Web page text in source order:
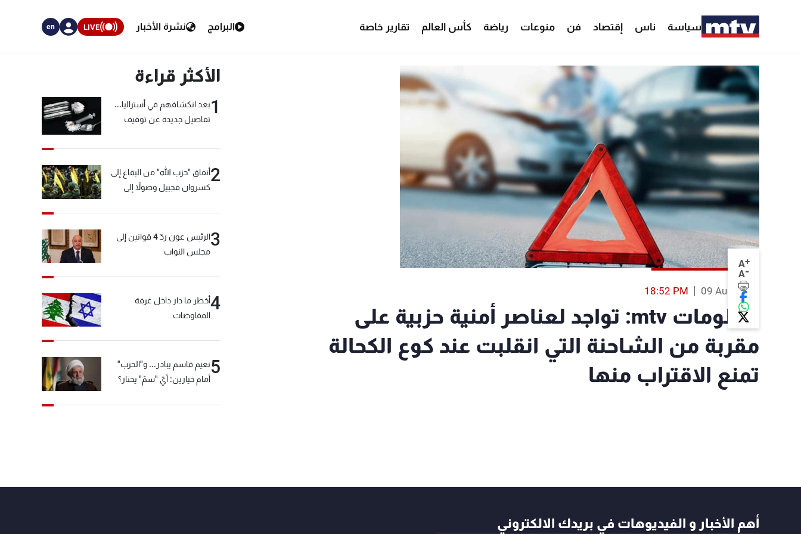
سياسة ناس إقتصاد فن منوعات رياضة كأس العالم تقارير خاصة البرامج نشرة الأخبار LIVE
en
A+
A-
09 Aug 2023
18:52 PM
معلومات mtv: تواجد لعناصر أمنية حزبية على
مقربة من الشاحنة التي انقلبت عند كوع الكحالة
تمنع الاقتراب منها
الأكثر قراءة
1بعد انكشافهم في أستراليا...
تفاصيل جديدة عن توقيف
2أنفاق "حزب الله" من البقاع إلى
كسروان فجبيل وصولاً إلى
3
الرئيس عون ردّ 4 قوانين إلى
مجلس النواب
4أخطر ما دار داخل غرفة
المفاوضات
5نعيم قاسم يبادر... و"الحزب"
أمام خيارين: أيّ "سمّ" يختار؟
أهم الأخبار و الفيديوهات في بريدك الالكتروني